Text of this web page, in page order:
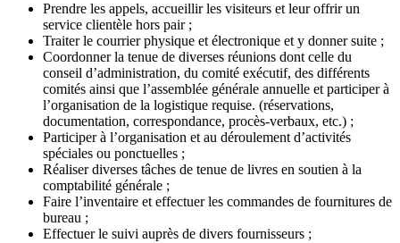
Prendre les appels, accueillir les visiteurs et leur offrir un
service clientèle hors pair ;
Traiter le courrier physique et électronique et y donner suite ;
Coordonner la tenue de diverses réunions dont celle du
conseil d’administration, du comité exécutif, des différents
comités ainsi que l’assemblée générale annuelle et participer à
l’organisation de la logistique requise. (réservations,
documentation, correspondance, procès-verbaux, etc.) ;
Participer à l’organisation et au déroulement d’activités
spéciales ou ponctuelles ;
Réaliser diverses tâches de tenue de livres en soutien à la
comptabilité générale ;
Faire l’inventaire et effectuer les commandes de fournitures de
bureau ;
Effectuer le suivi auprès de divers fournisseurs ;